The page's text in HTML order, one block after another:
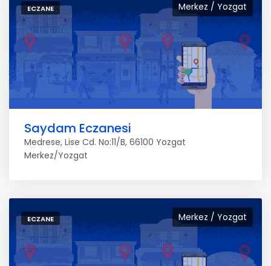
Merkez / Yozgat
ECZANE
Saydam Eczanesi
Medrese, Lise Cd. No:11/B, 66100 Yozgat
Merkez/Yozgat
Merkez / Yozgat
ECZANE